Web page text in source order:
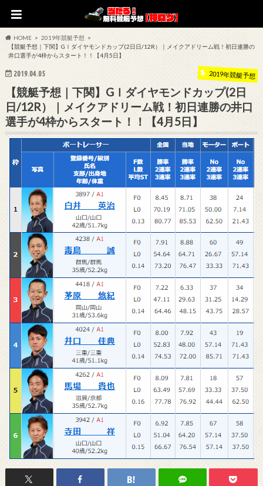
HOME
2019年競艇予想
【競艇予想｜下関】GⅠダイヤモンドカップ(2日日/12R）｜メイクアドリーム戦！初日連勝の
井口選手が4枠からスタート！！【4月5日】
2019.04.05 2019年競艇予想
【競艇予想｜下関】GⅠダイヤモンドカップ(2日
日/12R）｜メイクアドリーム戦！初日連勝の井口
選手が4枠からスタート！！【4月5日】